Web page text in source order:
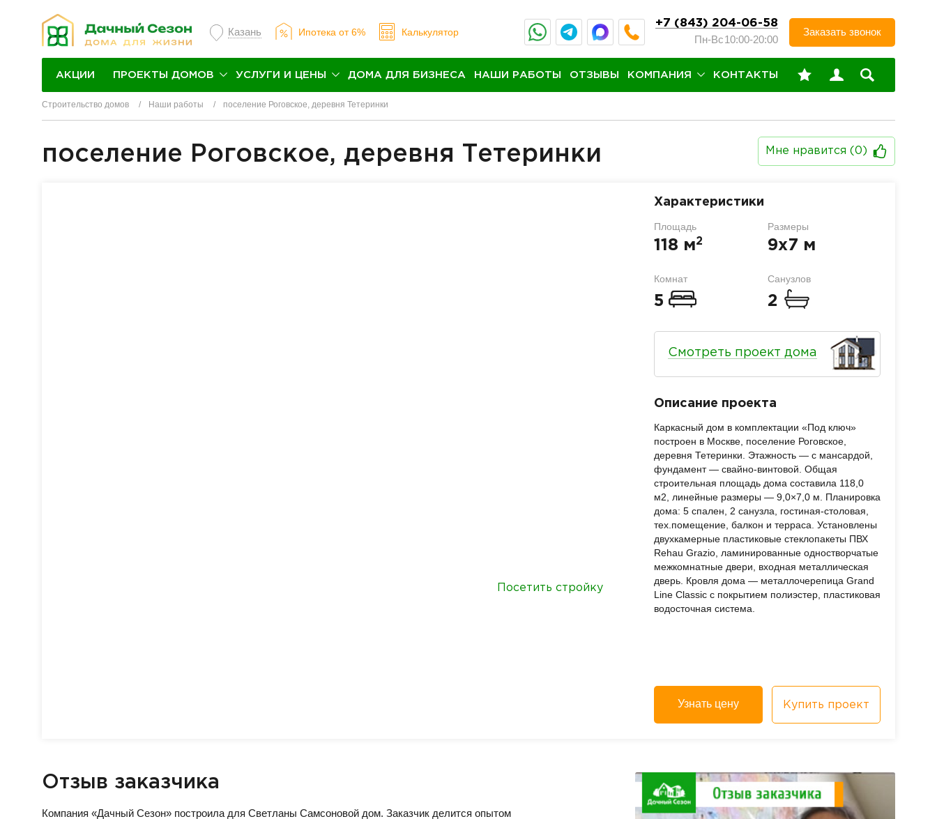
Казань Ипотека от 6% Калькулятор
+7 (843) 204-06-58
Пн-Вс10:00-20:00
Заказать звонок
АКЦИИ ПРОЕКТЫ ДОМОВ УСЛУГИ И ЦЕНЫ ДОМА ДЛЯ БИЗНЕСА НАШИ РАБОТЫ ОТЗЫВЫ КОМПАНИЯ КОНТАКТЫ
Строительство домов Наши работы поселение Роговское, деревня Тетеринки
поселение Роговское, деревня Тетеринки Мне нравится ( 0 )
Посетить стройку
Характеристики
Площадь
118 м2
Размеры
9х7 м
Комнат
5
Санузлов
2
Смотреть проект дома
Описание проекта
Каркасный дом в комплектации «Под ключ»
построен в Москве, поселение Роговское,
деревня Тетеринки. Этажность — с мансардой,
фундамент — свайно-винтовой. Общая
строительная площадь дома составила 118,0
м2, линейные размеры — 9,0×7,0 м. Планировка
дома: 5 спален, 2 санузла, гостиная-столовая,
тех.помещение, балкон и терраса. Установлены
двухкамерные пластиковые стеклопакеты ПВХ
Rehau Grazio, ламинированные одностворчатые
межкомнатные двери, входная металлическая
дверь. Кровля дома — металлочерепица Grand
Line Classic с покрытием полиэстер, пластиковая
водосточная система.
Узнать цену Купить проект
Отзыв заказчика
Компания «Дачный Сезон» построила для Светланы Самсоновой дом. Заказчик делится опытом